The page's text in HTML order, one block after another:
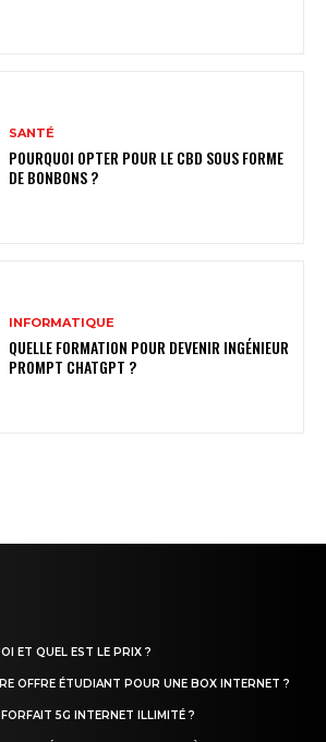
SANTÉ
POURQUOI OPTER POUR LE CBD SOUS FORME
DE BONBONS ?
INFORMATIQUE
QUELLE FORMATION POUR DEVENIR INGÉNIEUR
PROMPT CHATGPT ?
ET QUEL EST LE PRIX ?
OFFRE ÉTUDIANT POUR UNE BOX INTERNET ?
5G INTERNET ILLIMITÉ ?